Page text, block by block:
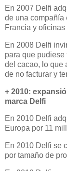
En 2007 Delfi
de una compañía
Francia y
En 2008 Delfi
para que
del cacao, lo que
de no facturar y
+ 2010:
marca Delfi
En 2010 Delfi
Europa por 11
En 2010 Delfi se
por tamaño de